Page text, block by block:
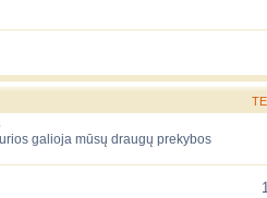
galioja mūsų draugų prekybos